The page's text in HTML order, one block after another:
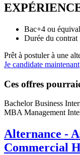
Bac+4 ou
Durée du contrat
Prêt à postuler à une
Je candidate maintenant
Ces offres
Bachelor Business
MBA Management
Alternance -
Commercial